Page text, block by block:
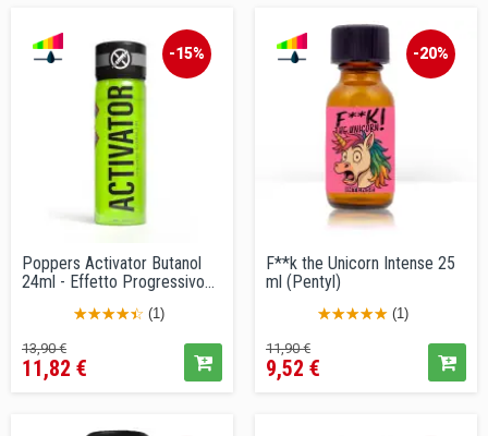
-15%
Poppers Activator Butanol
24ml - Effetto Progressivo...
(1)
Prezzo
base
13,90 €Prezzo
11,82 €
-20%
F**k the Unicorn Intense 25
ml (Pentyl)
(1)
Prezzo
base
11,90 €Prezzo
9,52 €